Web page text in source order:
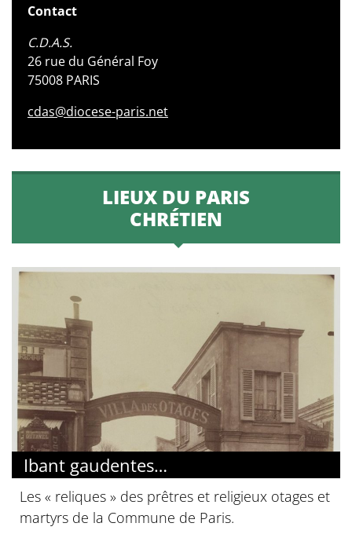
Contact
C.D.A.S.
26 rue du Général Foy
75008 PARIS
cdas@diocese-paris.net
LIEUX DU PARIS
CHRÉTIEN
Ibant gaudentes…
Les « reliques » des prêtres et religieux otages et
martyrs de la Commune de Paris.